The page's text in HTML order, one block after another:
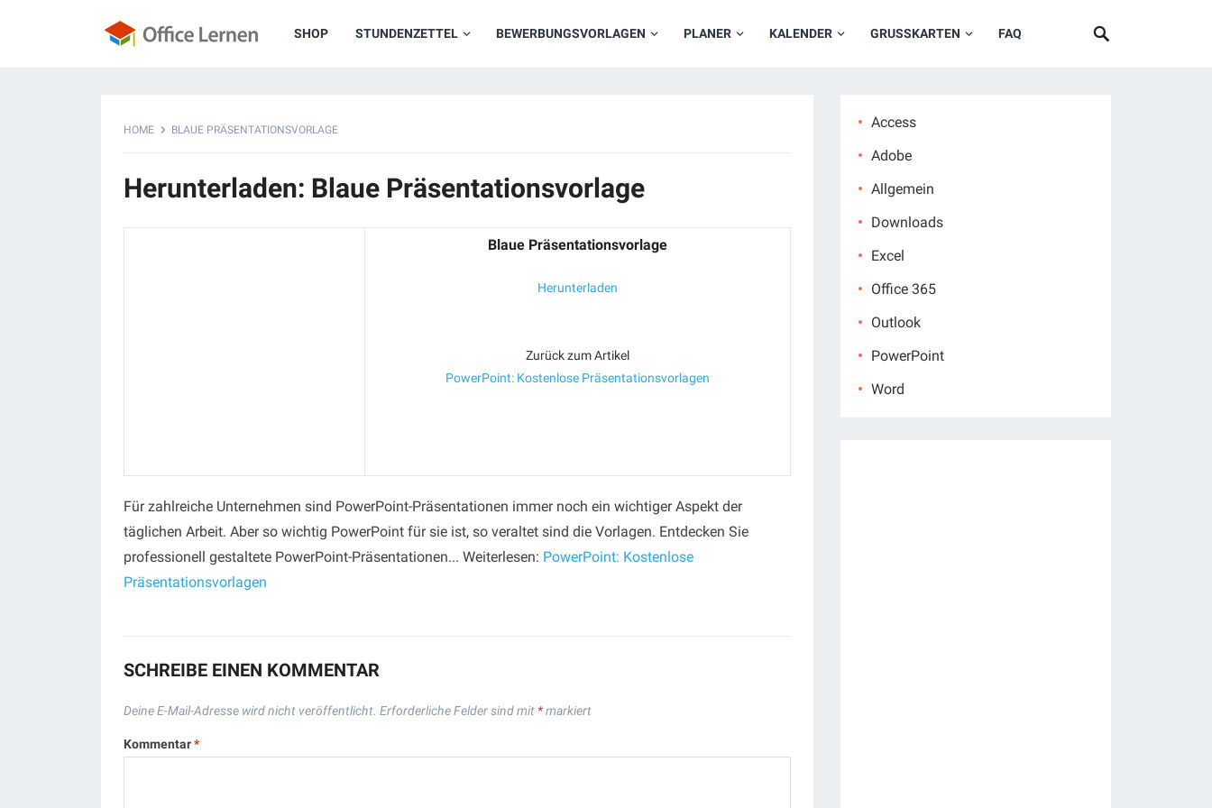
SHOP STUNDENZETTEL BEWERBUNGSVORLAGEN PLANER KALENDER GRUSSKARTEN FAQ
HOME BLAUE PRÄSENTATIONSVORLAGE
Herunterladen: Blaue Präsentationsvorlage
Blaue Präsentationsvorlage
Herunterladen
Zurück zum Artikel
PowerPoint: Kostenlose Präsentationsvorlagen
Für zahlreiche Unternehmen sind PowerPoint-Präsentationen immer noch ein wichtiger Aspekt der
täglichen Arbeit. Aber so wichtig PowerPoint für sie ist, so veraltet sind die Vorlagen. Entdecken Sie
professionell gestaltete PowerPoint-Präsentationen... Weiterlesen: PowerPoint: Kostenlose
Präsentationsvorlagen
SCHREIBE EINEN KOMMENTAR
Deine E-Mail-Adresse wird nicht veröffentlicht. Erforderliche Felder sind mit *markiert
Kommentar*
Access
Adobe
Allgemein
Downloads
Excel
Office 365
Outlook
PowerPoint
Word